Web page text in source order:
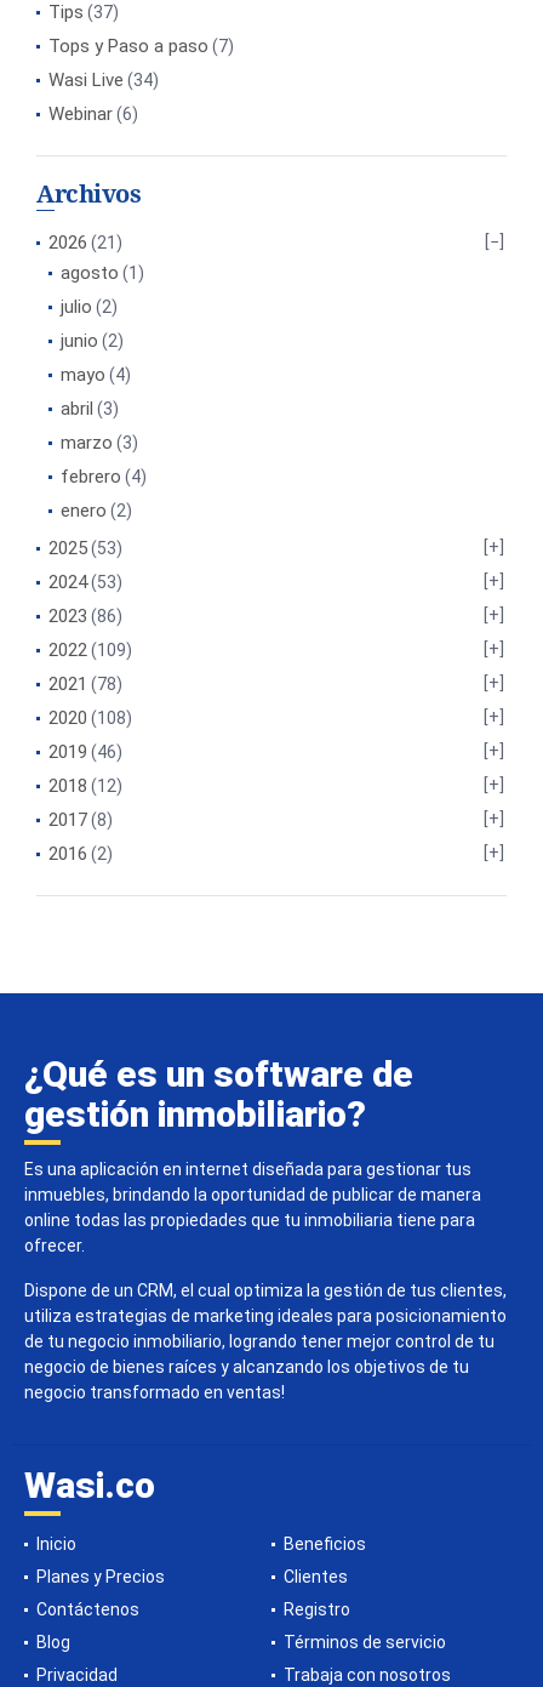
Tips (37)
Tops y Paso a paso (7)
Wasi Live (34)
Webinar(6)
Archivos
2026 (21)
agosto (1)
julio (2)
junio (2)
mayo (4)
abril (3)
marzo (3)
febrero (4)
enero (2)
2025(53)
2024(53)
2023 (86)
2022(109)
2021 (78)
2020 (108)
2019 (46)
2018 (12)
2017(8)
2016 (2)
¿Qué es un software de
gestión inmobiliario?
Es una aplicación en internet diseñada para gestionar tus
inmuebles, brindando la oportunidad de publicar de manera
online todas las propiedades que tu inmobiliaria tiene para
ofrecer.
Dispone de un CRM, el cual optimiza la gestión de tus clientes,
utiliza estrategias de marketing ideales para posicionamiento
de tu negocio inmobiliario, logrando tener mejor control de tu
negocio de bienes raíces y alcanzando los objetivos de tu
negocio transformado en ventas!
Wasi.co
Inicio
Beneficios
Planes y Precios
Clientes
Contáctenos
Registro
Blog
Términos de servicio
Privacidad
Trabaja con nosotros